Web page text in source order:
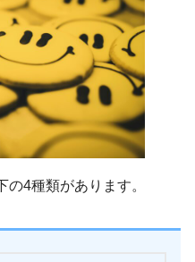
の4種類があります。